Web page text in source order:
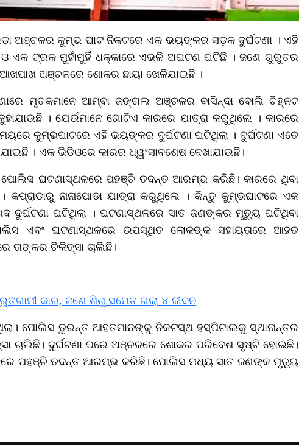
ଅଞ୍ଚଳର କୁମ୍ଭ ଘାଟ ନିକଟରେ ଏକ ଭୟଙ୍କର ସଡ଼କ ଦୁର୍ଘଟଣା । ଏହି
ଓ ଏକ ଟ୍ରକ ମୁହାଁମୁହିଁ ଧକ୍କାରେ ଏଭଳି ଅଘଟଣ ଘଟିଛି । ଜଣେ ଗୁରୁତର
ଅଞ୍ଚଳରେ ଶୋକର ଛାୟା ଖେଳିଯାଇଛି ।
ମୃତକମାନେ ଆମ୍ବା ଜଙ୍ଗଲ ଅଞ୍ଚଳର ବାସିନ୍ଦା ବୋଲି ଚିହ୍ନଟ
। ଯେଉଁମାନେ ଗୋଟିଏ କାରରେ ଯାତ୍ରା କରୁଥିଲେ । କାରରେ
କୁମ୍ଭଘାଟରେ ଏହି ଭୟଙ୍କର ଦୁର୍ଘଟଣା ଘଟିଥିଲା । ଦୁର୍ଘଟଣା ଏତେ
। ଏକ ଭିଡିଓରେ କାରର ଧ୍ୱଂସାବଶେଷ ଦେଖାଯାଉଛି।
ପୋଲିସ ଘଟଣାସ୍ଥଳରେ ପହଞ୍ଚି ତଦନ୍ତ ଆରମ୍ଭ କରିଛି। କାରରେ ଥିବା
ନାନାପୋଡା ଯାତ୍ରା କରୁଥିଲେ । କିନ୍ତୁ କୁମ୍ଭଘାଟରେ ଏକ
ଦୁର୍ଘଟଣା ଘଟିଥିଲା । ଘଟଣାସ୍ଥଳରେ ସାତ ଜଣଙ୍କର ମୃତ୍ୟୁ ଘଟିଥିବା
ଏବଂ ଘଟଣାସ୍ଥଳରେ ଉପସ୍ଥିତ ଲୋକଙ୍କ ସହାୟତାରେ ଆହତ
ତାଙ୍କର ଚିକିତ୍ସା ଚାଲିଛି।
କାର, ଜଣେ ଶିଶୁ ସମେତ ଗଲା ୪ ଜୀବନ
ପୋଲିସ ତୁରନ୍ତ ଆହତମାନଙ୍କୁ ନିକଟସ୍ଥ ହସ୍ପିଟାଲକୁ ସ୍ଥାନାନ୍ତର
ଚାଲିଛି। ଦୁର୍ଘଟଣା ପରେ ଅଞ୍ଚଳରେ ଶୋକର ପରିବେଶ ସୃଷ୍ଟି ହୋଇଛି।
ପହଞ୍ଚି ତଦନ୍ତ ଆରମ୍ଭ କରିଛି। ପୋଲିସ ମଧ୍ୟ ସାତ ଜଣଙ୍କ ମୃତ୍ୟୁ